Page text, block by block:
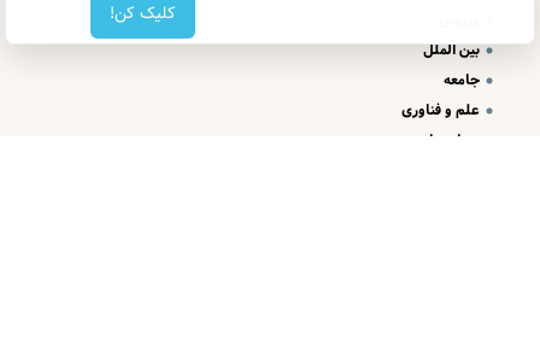
کلیک کن!
بین الملل
جامعه
علم و فناوری
درباره ما